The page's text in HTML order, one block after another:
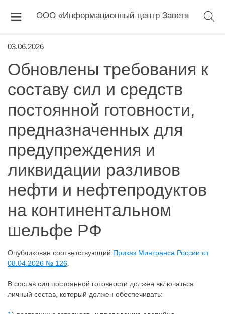
ООО «Информационный центр Завет»
03.06.2026
Обновлены требования к
составу сил и средств
постоянной готовности,
предназначенных для
предупреждения и
ликвидации разливов
нефти и нефтепродуктов
на континентальном
шельфе РФ
Опубликован соответствующий Приказ Минтранса России от
08.04.2026 № 126
В состав сил постоянной готовности должен включаться
личный состав, который должен обеспечивать: